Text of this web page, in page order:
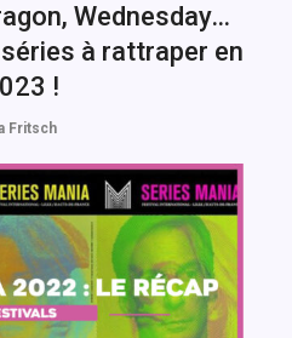
Wednesday…
à rattraper en
!
Fritsch